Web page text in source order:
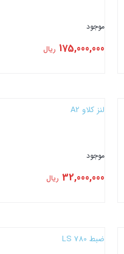
موجود
175,000,000 ریال
لنز کلاو A2
موجود
32,000,000 ریال
ضبط LS 780